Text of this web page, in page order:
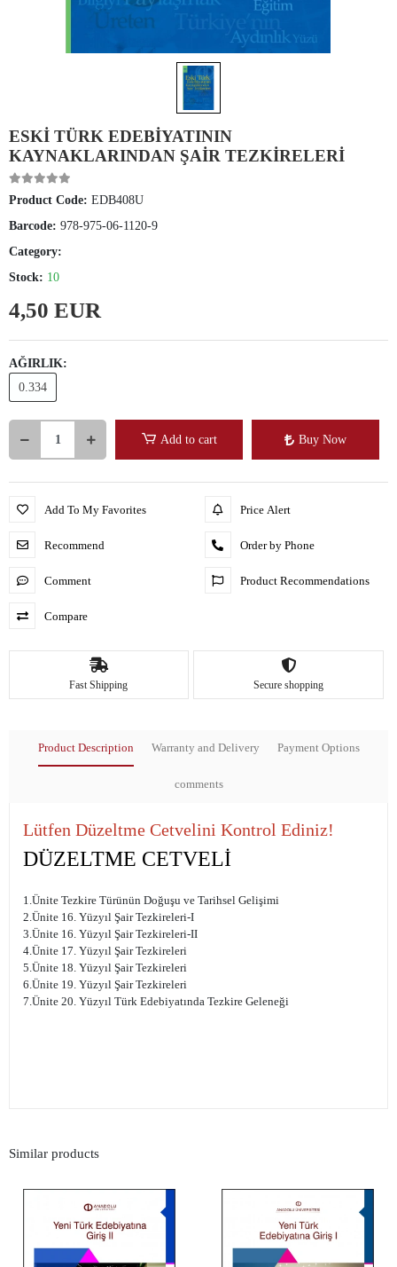
ESKİ TÜRK EDEBİYATININ
KAYNAKLARINDAN ŞAİR TEZKİRELERİ
Product Code: EDB408U
Barcode: 978-975-06-1120-9
Category:
Stock: 10
4,50 EUR
AĞIRLIK:
0.334
Add to cart Buy Now
Add To My Favorites
Recommend
Comment
Compare
Price Alert
Order by Phone
Product Recommendations
Fast Shipping Secure shopping
Product Description Warranty and Delivery Payment Options
comments
Lütfen Düzeltme Cetvelini Kontrol Ediniz!
DÜZELTME CETVELİ
1.Ünite Tezkire Türünün Doğuşu ve Tarihsel Gelişimi
2.Ünite 16. Yüzyıl Şair Tezkireleri-I
3.Ünite 16. Yüzyıl Şair Tezkireleri-II
4.Ünite 17. Yüzyıl Şair Tezkireleri
5.Ünite 18. Yüzyıl Şair Tezkireleri
6.Ünite 19. Yüzyıl Şair Tezkireleri
7.Ünite 20. Yüzyıl Türk Edebiyatında Tezkire Geleneği
Similar products